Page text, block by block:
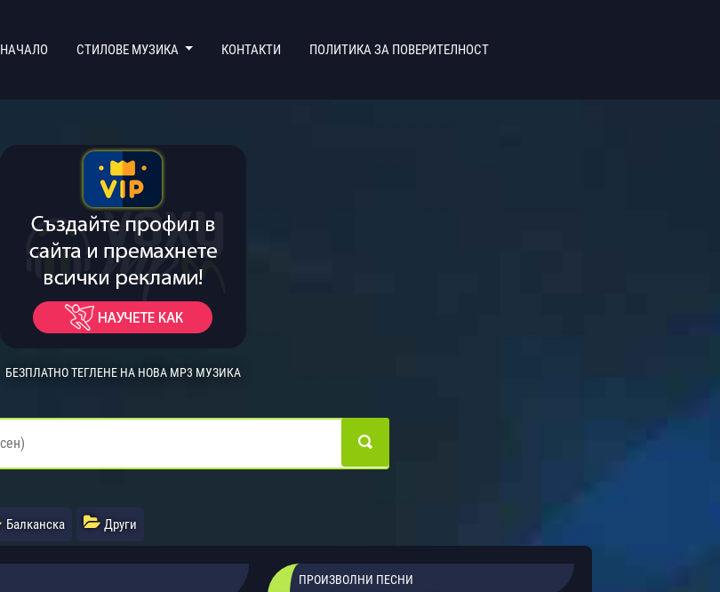
НАЧАЛО (CURRENT)
СТИЛОВЕ МУЗИКА КОНТАКТИ ПОЛИТИКА ЗА ПОВЕРИТЕЛНОСТ
БЕЗПЛАТНО ТЕГЛЕНЕ НА НОВА MP3 МУЗИКА
Балканска Други
ПРОИЗВОЛНИ ПЕСНИ